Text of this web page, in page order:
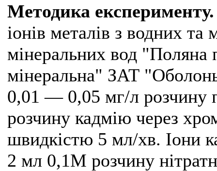
Методика експерименту.
іонів металів з водних та
мінеральних вод "Поляна
мінеральна" ЗАТ
0,01 — 0,05 мг/л
розчину кадмію через
швидкістю 5 мл/хв. Іони
2 мл 0,1М розчину